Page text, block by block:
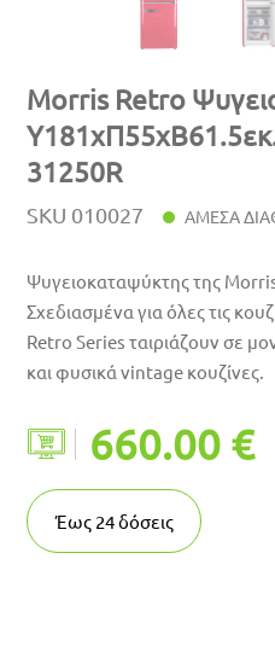
Morris Retro
31250R
SKU 010027 ΑΜΕΣΑ
Ψυγειοκαταψύκτης της
Σχεδιασμένα για όλες τις
Retro Series ταιριάζουν σε
και φυσικά vintage κουζίνες.
660.00 €
Έως 24δόσεις